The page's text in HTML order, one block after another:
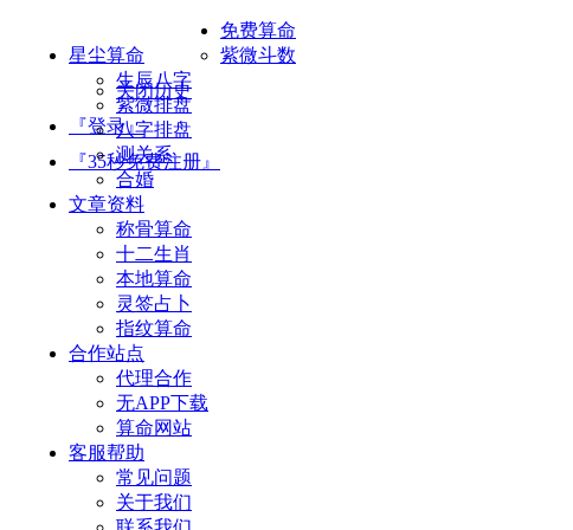
星尘算命
关闭历史
『登录』
『35秒免费注册』
免费算命
紫微斗数
生辰八字
紫微排盘
八字排盘
测关系
合婚
文章资料
称骨算命
十二生肖
本地算命
灵签占卜
指纹算命
合作站点
代理合作
无APP下载
算命网站
客服帮助
常见问题
关于我们